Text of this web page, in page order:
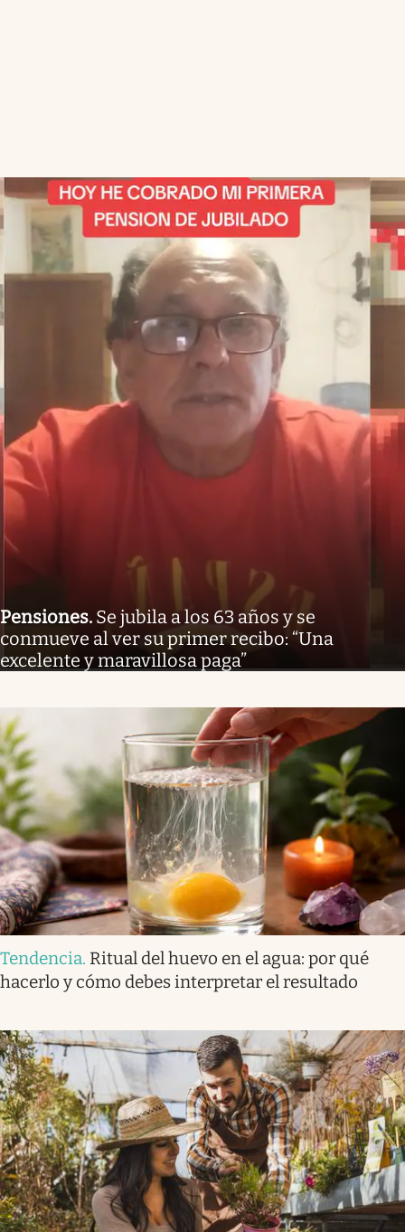
Pensiones. Se jubila a los 63 años y se
conmueve al ver su primer recibo: “Una
excelente y maravillosa paga”
Tendencia. Ritual del huevo en el agua: por qué
hacerlo y cómo debes interpretar el resultado